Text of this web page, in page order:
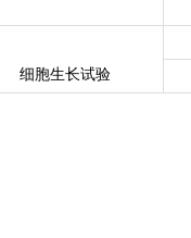
细胞生长试验